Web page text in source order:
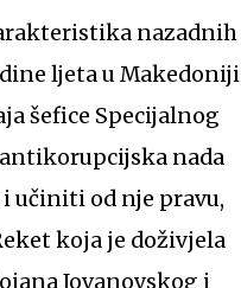
nazadnih
ljeta u Makedoniji
šefice Specijalnog
nada
učiniti od nje pravu,
koja je doživjela
Jovanovskog i